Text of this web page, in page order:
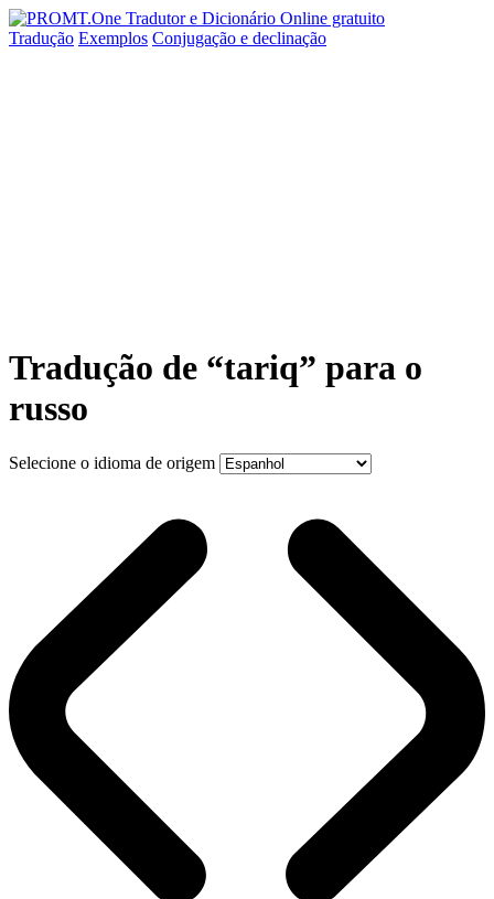
Tradução Exemplos Conjugação e declinação
Tradução de “tariq” para o
russo
Selecione o idioma de origem